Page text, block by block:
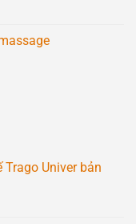
Univer bản